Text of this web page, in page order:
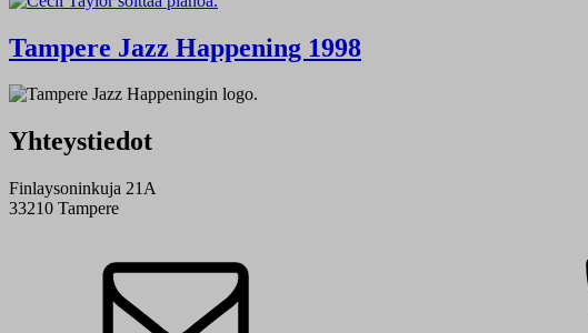
Tampere Jazz Happening 1998
Yhteystiedot
Finlaysoninkuja 21A
33210 Tampere